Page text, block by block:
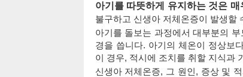
아기를 따뜻하게 유지하는 것은
불구하고 신생아 저체온증이 발생할
아기를 돌보는 과정에서 대부분의
경을 씁니다. 아기의 체온이 정상보
이 경우, 적시에 조치를 취할 지식과
신생아 저체온증, 그 원인, 증상 및